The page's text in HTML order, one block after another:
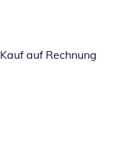
Kauf auf Rechnung